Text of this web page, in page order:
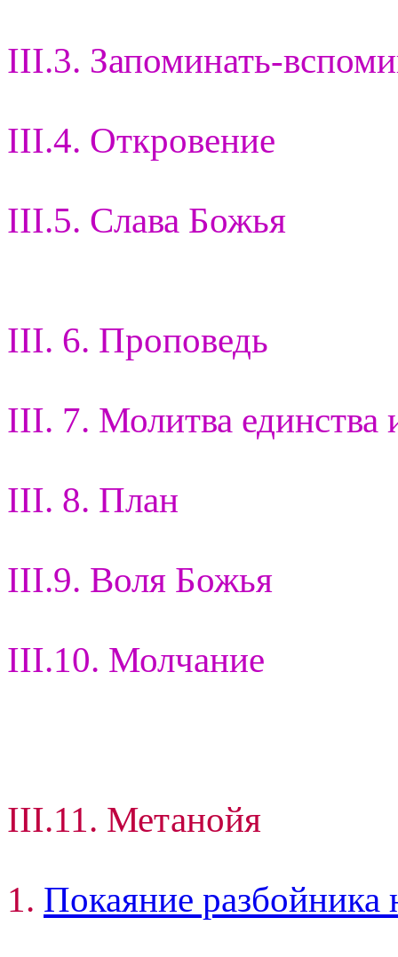
III.3. Запоминать-
III.4. Откровение
III.5. Слава Божья
III. 6. Проповедь
III. 7. Молитва единства
III. 8. План
III.9. Воля Божья
III.10. Молчание
III.11. Метанойя
1. Покаяние разбойника